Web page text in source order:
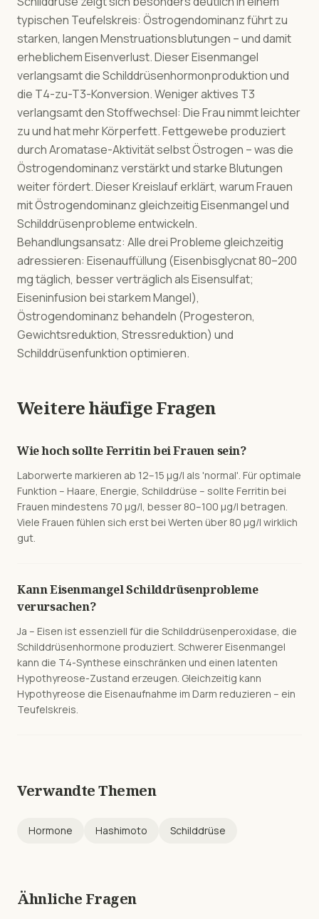
typischen Teufelskreis: Östrogendominanz führt zu
starken, langen Menstruationsblutungen – und damit
erheblichem Eisenverlust. Dieser Eisenmangel
verlangsamt die Schilddrüsenhormonproduktion und
die T4-zu-T3-Konversion. Weniger aktives T3
verlangsamt den Stoffwechsel: Die Frau nimmt leichter
zu und hat mehr Körperfett. Fettgewebe produziert
durch Aromatase-Aktivität selbst Östrogen – was die
Östrogendominanz verstärkt und starke Blutungen
weiter fördert. Dieser Kreislauf erklärt, warum Frauen
mit Östrogendominanz gleichzeitig Eisenmangel und
Schilddrüsenprobleme entwickeln.
Behandlungsansatz: Alle drei Probleme gleichzeitig
adressieren: Eisenauffüllung (Eisenbisglycnat 80–200
mg täglich, besser verträglich als Eisensulfat;
Eiseninfusion bei starkem Mangel),
Östrogendominanz behandeln (Progesteron,
Gewichtsreduktion, Stressreduktion) und
Schilddrüsenfunktion optimieren.
Weitere häufige Fragen
Wie hoch sollte Ferritin bei Frauen sein?
Laborwerte markieren ab 12–15 µg/l als 'normal'. Für optimale
Funktion – Haare, Energie, Schilddrüse – sollte Ferritin bei
Frauen mindestens 70 µg/l, besser 80–100 µg/l betragen.
Viele Frauen fühlen sich erst bei Werten über 80 µg/l wirklich
gut.
Kann Eisenmangel Schilddrüsenprobleme
verursachen?
Ja – Eisen ist essenziell für die Schilddrüsenperoxidase, die
Schilddrüsenhormone produziert. Schwerer Eisenmangel
kann die T4-Synthese einschränken und einen latenten
Hypothyreose-Zustand erzeugen. Gleichzeitig kann
Hypothyreose die Eisenaufnahme im Darm reduzieren – ein
Teufelskreis.
Verwandte Themen
Hormone Hashimoto Schilddrüse
Ähnliche Fragen